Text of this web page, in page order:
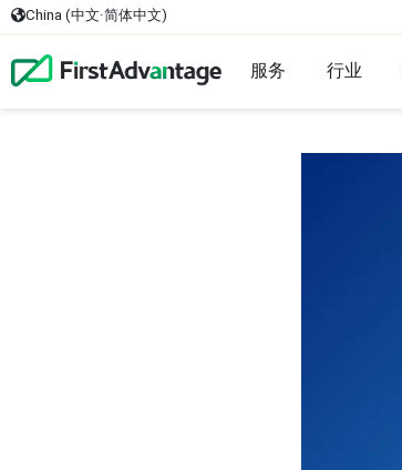
China (中文·简体中文)
服务 行业